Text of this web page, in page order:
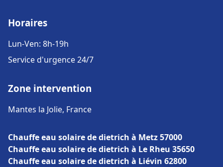
Horaires
Lun-Ven: 8h-19h
Service d'urgence 24/7
Zone intervention
Mantes la Jolie, France
Chauffe eau solaire de dietrich à Metz 57000
Chauffe eau solaire de dietrich à Le Rheu 35650
Chauffe eau solaire de dietrich à Liévin 62800